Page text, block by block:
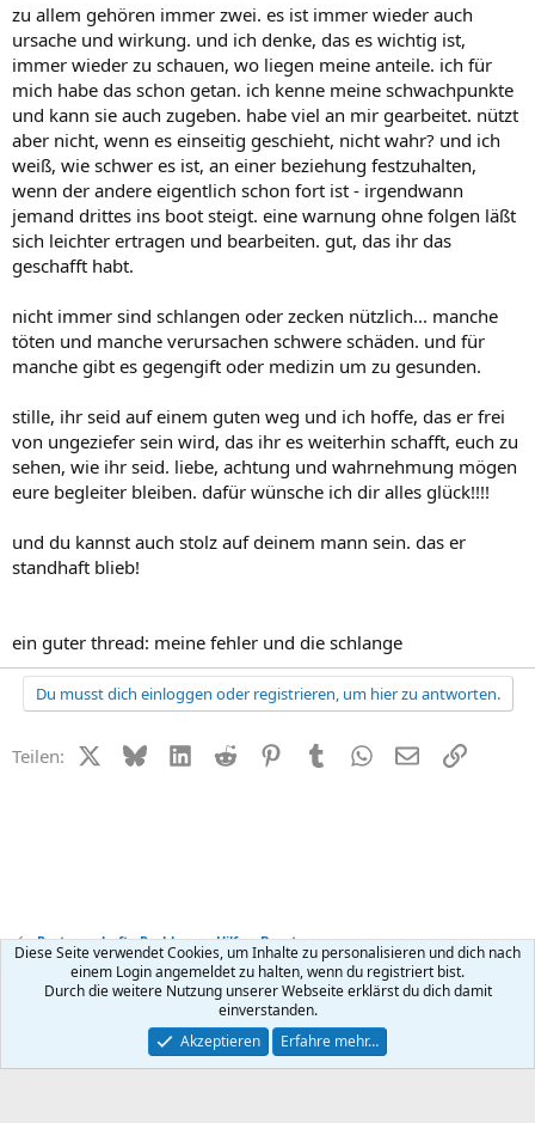
zu allem gehören immer zwei. es ist immer wieder auch
ursache und wirkung. und ich denke, das es wichtig ist,
immer wieder zu schauen, wo liegen meine anteile. ich für
mich habe das schon getan. ich kenne meine schwachpunkte
und kann sie auch zugeben. habe viel an mir gearbeitet. nützt
aber nicht, wenn es einseitig geschieht, nicht wahr? und ich
weiß, wie schwer es ist, an einer beziehung festzuhalten,
wenn der andere eigentlich schon fort ist - irgendwann
jemand drittes ins boot steigt. eine warnung ohne folgen läßt
sich leichter ertragen und bearbeiten. gut, das ihr das
geschafft habt.
nicht immer sind schlangen oder zecken nützlich... manche
töten und manche verursachen schwere schäden. und für
manche gibt es gegengift oder medizin um zu gesunden.
stille, ihr seid auf einem guten weg und ich hoffe, das er frei
von ungeziefer sein wird, das ihr es weiterhin schafft, euch zu
sehen, wie ihr seid. liebe, achtung und wahrnehmung mögen
eure begleiter bleiben. dafür wünsche ich dir alles glück!!!!
und du kannst auch stolz auf deinem mann sein. das er
standhaft blieb!
ein guter thread: meine fehler und die schlange
Du musst dich einloggen oder registrieren, um hier zu antworten.
Teilen: X (Twitter)
BlueskyLinkedIn
Reddit PinterestTumblr WhatsApp
E-MailLink
Partnerschafts-Probleme - Hilfe + Beratung
Kontakt Nutzungsbedingungen Datenschutz Hilfe
R
Community platform by XenForo ® © 2010-2026 XenForo Ltd.
Diese Seite verwendet Cookies, um Inhalte zu personalisieren und dich nach
einem Login angemeldet zu halten, wenn du registriert bist.
Durch die weitere Nutzung unserer Webseite erklärst du dich damit
einverstanden.
Akzeptieren
Erfahre mehr…